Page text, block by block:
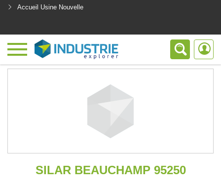
Accueil Usine Nouvelle
SILAR BEAUCHAMP 95250